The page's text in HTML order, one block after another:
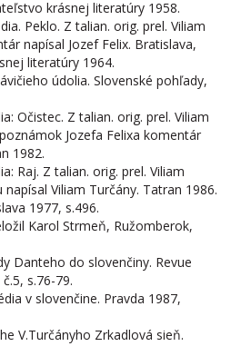
krásnej literatúry 1958.
Peklo. Z talian. orig. prel. Viliam
napísal Jozef Felix. Bratislava,
literatúry 1964.
údolia. Slovenské pohľady,
Očistec. Z talian. orig. prel. Viliam
Jozefa Felixa komentár
1982.
Raj. Z talian. orig. prel. Viliam
Viliam Turčány. Tatran 1986.
1977, s.496.
Karol Strmeň, Ružomberok,
Danteho do slovenčiny. Revue
s.76-79.
v slovenčine. Pravda 1987,
V.Turčányho Zrkadlová sieň.